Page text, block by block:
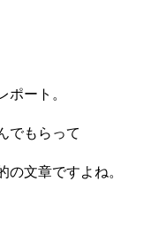
ポート。
でもらって
の文章ですよね。